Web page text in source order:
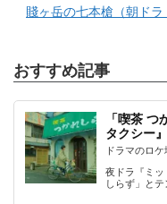
賤ヶ岳の七本槍（朝ドラ
おすすめ記事
「喫茶
タクシー』
ドラマのロ
夜ドラ『ミ
しらず」と